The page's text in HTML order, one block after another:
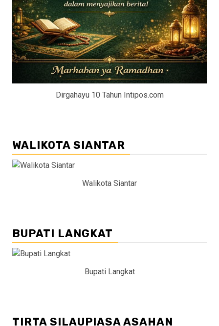
Dirgahayu 10 Tahun Intipos.com
WALIKOTA SIANTAR
Walikota Siantar
BUPATI LANGKAT
Bupati Langkat
TIRTA SILAUPIASA ASAHAN